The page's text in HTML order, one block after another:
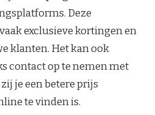
Deze
exclusieve kortingen en
klanten. Het kan ook
contact op te nemen met
je een betere prijs
te vinden is.